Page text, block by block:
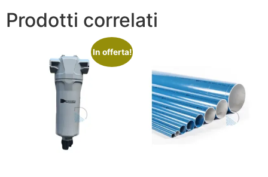
Prodotti correlati
In offerta!